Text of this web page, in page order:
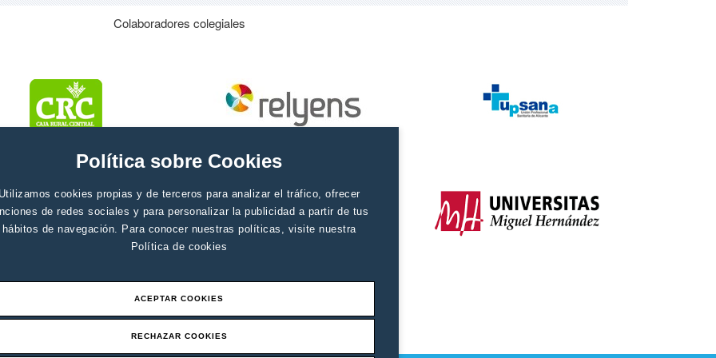
Política sobre Cookies
cookies propias y de terceros para analizar el tráfico, ofrecer
de redes sociales y para personalizar la publicidad a partir de tus
hábitos de navegación. Para conocer nuestras políticas, visite nuestra
Política de cookies
ACEPTAR COOKIES
RECHAZAR COOKIES
Colaboradores colegiales